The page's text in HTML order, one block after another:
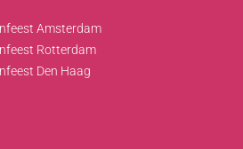
Amsterdam
Rotterdam
Den Haag